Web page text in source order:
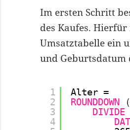
Im ersten Schritt
des Kaufes.
Umsatztabelle ein
und Geburtsdatum
1
2
3
4
Alter =
ROUNDDOWN
(
DIVIDE